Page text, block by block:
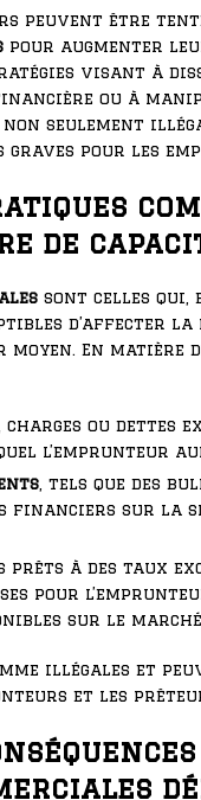
peuvent être
pour augmenter
visant à
ou à
seulement
graves pour les
de
sont celles qui,
d’affecter
En matière
charges ou dettes
l’emprunteur
, tels que des
financiers sur la
à des taux
pour
sur le
illégales et
et les